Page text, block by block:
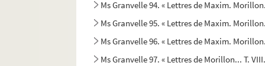
Ms Granvelle 94. « Lettres de Maxim.
Ms Granvelle 95. « Lettres de Maxim.
Ms Granvelle 96. « Lettres de Maxim.
Ms Granvelle 97. « Lettres de Morillon... T.